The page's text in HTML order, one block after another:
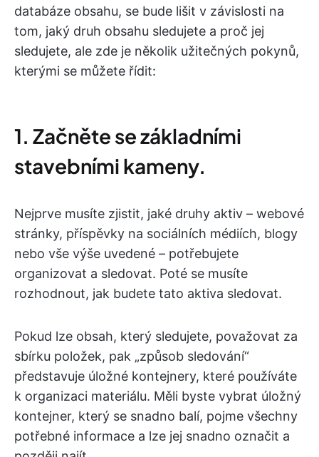
databáze obsahu, se bude lišit v závislosti na
tom, jaký druh obsahu sledujete a proč jej
sledujete, ale zde je několik užitečných pokynů,
kterými se můžete řídit:
1. Začněte se základními
stavebními kameny.
Nejprve musíte zjistit, jaké druhy aktiv – webové
stránky, příspěvky na sociálních médiích, blogy
nebo vše výše uvedené – potřebujete
organizovat a sledovat. Poté se musíte
rozhodnout, jak budete tato aktiva sledovat.
Pokud lze obsah, který sledujete, považovat za
sbírku položek, pak „způsob sledování“
představuje úložné kontejnery, které používáte
k organizaci materiálu. Měli byste vybrat úložný
kontejner, který se snadno balí, pojme všechny
potřebné informace a lze jej snadno označit a